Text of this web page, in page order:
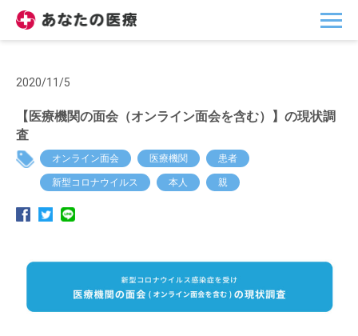
2020/11/5
【医療機関の面会（オンライン面会を含む）】の現状調
査
オンライン面会 医療機関 患者
新型コロナウイルス 本人 親